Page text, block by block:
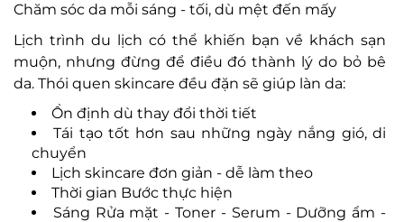
Chăm sóc da mỗi sáng - tối, dù mệt đến mấy
Lịch trình du lịch có thể khiến bạn về khách sạn
muộn, nhưng đừng để điều đó thành lý do bỏ bê
da. Thói quen skincare đều đặn sẽ giúp làn da:
Ổn định dù thay đổi thời tiết
Tái tạo tốt hơn sau những ngày nắng gió, di
chuyển
Lịch skincare đơn giản - dễ làm theo
Thời gian Bước thực hiện
Sáng Rửa mặt - Toner - Serum - Dưỡng ẩm -